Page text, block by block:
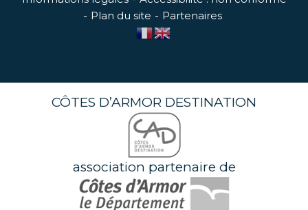
Plan du site
Partenaires
CÔTES D’ARMOR DESTINATION
association partenaire de